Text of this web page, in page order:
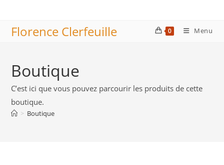
contentFlorence Clerfeuille 0 Menu
Boutique
C’est ici que vous pouvez parcourir les produits de cette
boutique.
> Boutique